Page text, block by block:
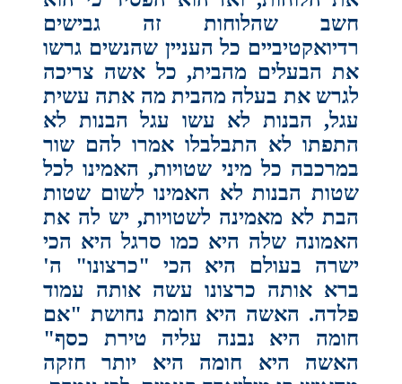
חשב שהלוחות זה גבישים
רדיואקטיביים כל העניין שהנשים גרשו
את הבעלים מהבית, כל אשה צריכה
לגרש את בעלה מהבית מה אתה עשית
עגל, הבנות לא עשו עגל הבנות לא
התפתו לא התבלבלו אמרו להם שור
במרכבה כל מיני שטויות, האמינו לכל
שטות הבנות לא האמינו לשום שטות
הבת לא מאמינה לשטויות, יש לה את
האמונה שלה היא כמו סרגל היא הכי
ישרה בעולם היא הכי "כרצונו" ה'
ברא אותה כרצונו עשה אותה עמוד
פלדה. האשה היא חומת נחושת "אם
חומה היא נבנה עליה טירת כסף"
האשה היא חומה היא יותר חזקה